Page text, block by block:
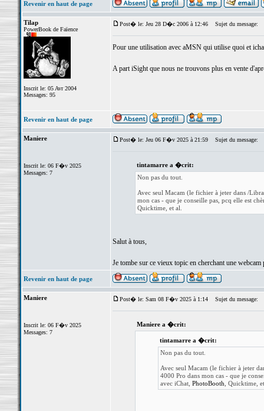
Revenir en haut de page
Tilap
PowerBook de Faïence
Inscrit le: 05 Avr 2004
Messages: 95
Post� le: Jeu 28 D�c 2006 à 12:46 Sujet du message:
Pour une utilisation avec aMSN qui utilise quoi et
A part iSight que nous ne trouvons plus en vente
Revenir en haut de page
Maniere
Inscrit le: 06 F�v 2025
Messages: 7
Post� le: Jeu 06 F�v 2025 à 21:59 Sujet du message:
tintamarre a �crit:
Non pas du tout.
Avec seul Macam (le fichier à jeter dans /
mon cas - que je conseille pas, pcq elle est
Quicktime, et al.
Salut à tous,
Je tombe sur ce vieux topic en cherchant une
Revenir en haut de page
Maniere
Inscrit le: 06 F�v 2025
Messages: 7
Post� le: Sam 08 F�v 2025 à 1:14 Sujet du message:
Maniere a �crit:
tintamarre a �crit:
Non pas du tout.
Avec seul Macam (le fichier à jeter
4000 Pro dans mon cas - que je
avec iChat, PhotoBooth , Quicktime,